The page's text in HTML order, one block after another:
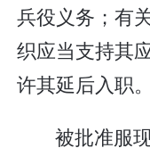
兵役义务；有
织应当支持其
许其延后入职。
被批准服